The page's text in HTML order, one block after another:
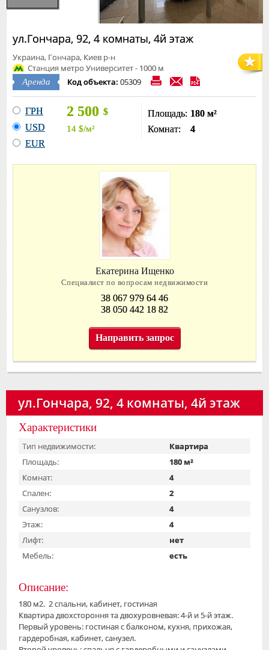
ул.Гончара, 92, 4 комнаты, 4й этаж
Украина, Гончара, Киев р-н
Станция метро Университет - 1000 м
Аренда Код объекта: 05309
ГРН
USD
EUR
2 500 $
14 $/м²
Площадь: 180 м²
Комнат:
4
Екатерина Ищенко
Специалист по вопросам недвижимости
38 067 979 64 46
38 050 442 18 82
Направить запрос
ул.Гончара, 92, 4 комнаты, 4й этаж
Характеристики
Тип недвижимости:
Квартира
Площадь:
180 м²
Комнат:
4
Спален:
2
Санузлов:
4
Этаж:
4
Лифт:
нет
Мебель:
есть
Описание:
180 м2. 2 спальни, кабинет, гостиная
Квартира двохстороння та двохуровневая: 4-й и 5-й этаж.
Первый уровень: гостиная с балконом, кухня, прихожая,
гардеробная, кабинет, санузел.